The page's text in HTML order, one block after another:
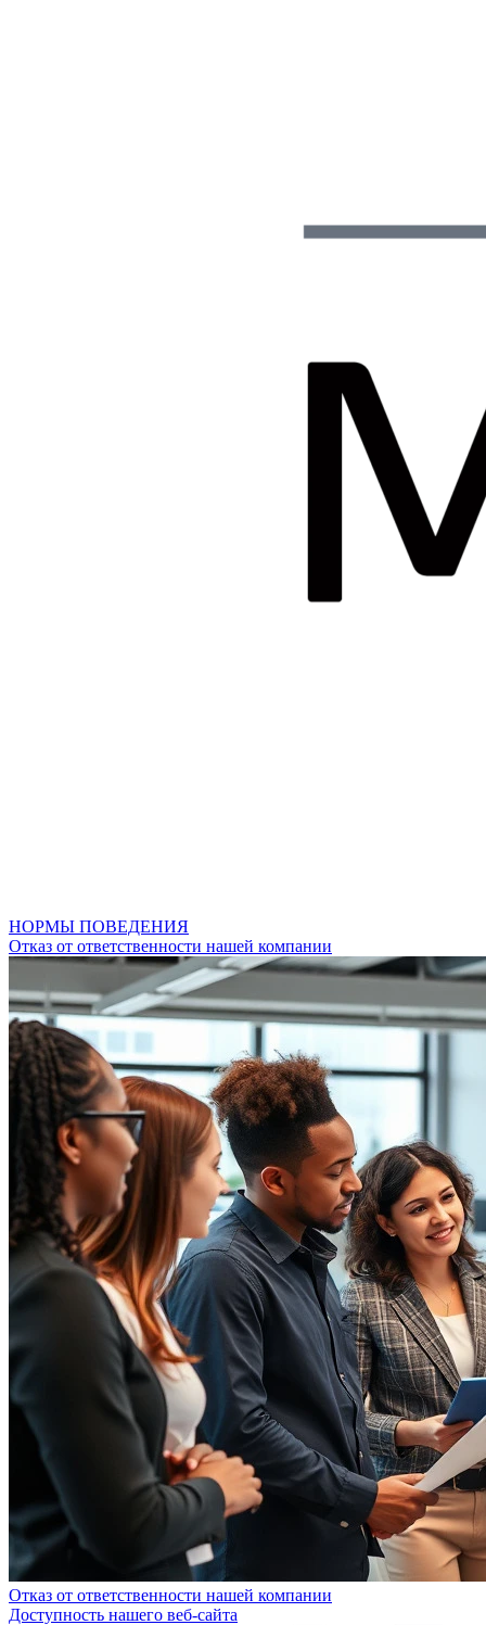
НОРМЫ ПОВЕДЕНИЯ
Отказ от ответственности нашей компании
Отказ от ответственности нашей компании
Доступность нашего веб-сайта